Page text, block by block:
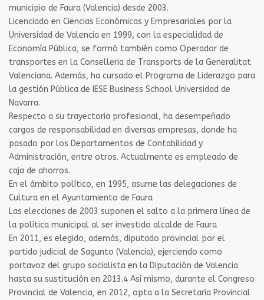
municipio de Faura (Valencia) desde 2003.
Licenciado en Ciencias Económicas y Empresariales por la
Universidad de Valencia en 1999, con la especialidad de
Economía Pública, se formó también como Operador de
transportes en la Conselleria de Transports de la Generalitat
Valenciana. Además, ha cursado el Programa de Liderazgo para
la gestión Pública de IESE Business School Universidad de
Navarra.
Respecto a su trayectoria profesional, ha desempeñado
cargos de responsabilidad en diversas empresas, donde ha
pasado por los Departamentos de Contabilidad y
Administración, entre otros. Actualmente es empleado de
caja de ahorros.
En el ámbito político, en 1995, asume las delegaciones de
Cultura en el Ayuntamiento de Faura
Las elecciones de 2003 suponen el salto a la primera línea de
la política municipal al ser investido alcalde de Faura
En 2011, es elegido, además, diputado provincial por el
partido judicial de Sagunto (Valencia), ejerciendo como
portavoz del grupo socialista en la Diputación de Valencia
hasta su sustitución en 2013.4​ Así mismo, durante el Congreso
Provincial de Valencia, en 2012, opta a la Secretaría Provincial